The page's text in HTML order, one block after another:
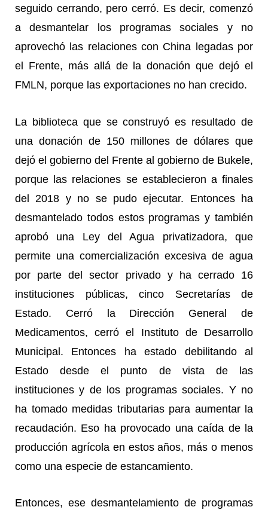
seguido cerrando, pero cerró. Es decir, comenzó
a desmantelar los programas sociales y no
aprovechó las relaciones con China legadas por
el Frente, más allá de la donación que dejó el
FMLN, porque las exportaciones no han crecido.
La biblioteca que se construyó es resultado de
una donación de 150 millones de dólares que
dejó el gobierno del Frente al gobierno de Bukele,
porque las relaciones se establecieron a finales
del 2018 y no se pudo ejecutar. Entonces ha
desmantelado todos estos programas y también
aprobó una Ley del Agua privatizadora, que
permite una comercialización excesiva de agua
por parte del sector privado y ha cerrado 16
instituciones públicas, cinco Secretarías de
Estado. Cerró la Dirección General de
Medicamentos, cerró el Instituto de Desarrollo
Municipal. Entonces ha estado debilitando al
Estado desde el punto de vista de las
instituciones y de los programas sociales. Y no
ha tomado medidas tributarias para aumentar la
recaudación. Eso ha provocado una caída de la
producción agrícola en estos años, más o menos
como una especie de estancamiento.
Entonces, ese desmantelamiento de programas